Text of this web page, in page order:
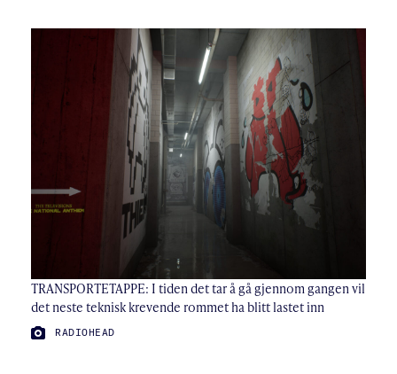
TRANSPORTETAPPE: I tiden det tar å gå gjennom gangen vil
det neste teknisk krevende rommet ha blitt lastet inn
FOTO:
RADIOHEAD